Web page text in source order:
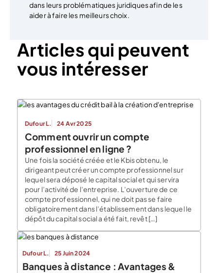
dans leurs problématiques juridiques afin de les
aider à faire les meilleurs choix.
Articles qui peuvent
vous intéresser
Dufour L. 24 Avr 2025
Comment ouvrir un compte
professionnel en ligne ?
Une fois la société créée et le Kbis obtenu, le
dirigeant peut créer un compte professionnel sur
lequel sera déposé le capital social et qui servira
pour l’activité de l’entreprise. L’ouverture de ce
compte professionnel, qui ne doit pas se faire
obligatoirement dans l’établissement dans lequel le
dépôt du capital social a été fait, revêt […]
Dufour L. 25 Juin 2024
Banques à distance : Avantages &